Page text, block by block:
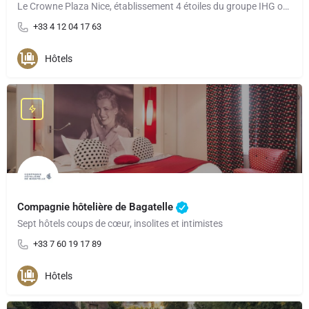
Le Crowne Plaza Nice, établissement 4 étoiles du groupe IHG ouvert en 2021, est parfaitement situé à…
+33 4 12 04 17 63
Hôtels
Compagnie hôtelière de Bagatelle
Sept hôtels coups de cœur, insolites et intimistes
+33 7 60 19 17 89
Hôtels